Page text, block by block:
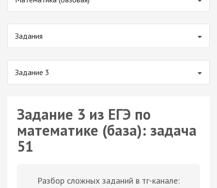
Задания
Задание 3
Задание 3 из ЕГЭ по
математике (база): задача
51
Разбор сложных заданий в тг-канале: